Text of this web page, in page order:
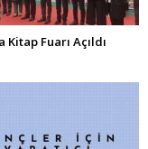
Kitap Fuarı Açıldı